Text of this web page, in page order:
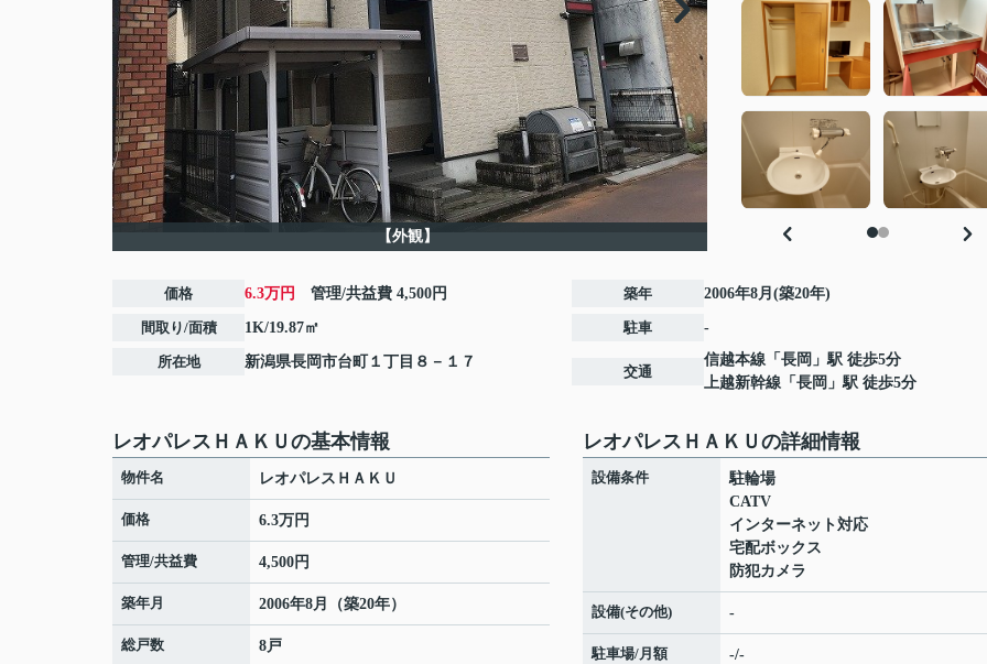
【外観】
価格 6.3万円 管理/共益費 4,500円
間取り/面積 1K/19.87㎡
所在地 新潟県長岡市台町 １丁目８－１７
築年 2006年8月(築20年)
駐車 -
交通
信越本線 「 長岡 」駅 徒歩5分
上越新幹線 「 長岡 」駅 徒歩5分
レオパレスＨＡＫＵの基本情報
物件名 レオパレスＨＡＫＵ
価格 6.3万円
管理/共益費 4,500円
築年月 2006年8月（築20年）
総戸数 8戸
レオパレスＨＡＫＵの詳細情報
設備条件
駐輪場
CATV
インターネット対応
宅配ボックス
防犯カメラ
設備(その他) -
駐車場/月額 -/-